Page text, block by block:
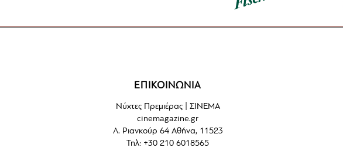
ΕΠΙΚΟΙΝΩΝΙΑ
Νύχτες Πρεμιέρας | ΣΙΝΕΜΑ
cinemagazine.gr
Λ. Ριανκούρ 64 Αθήνα, 11523
Τηλ: +30 210 6018565